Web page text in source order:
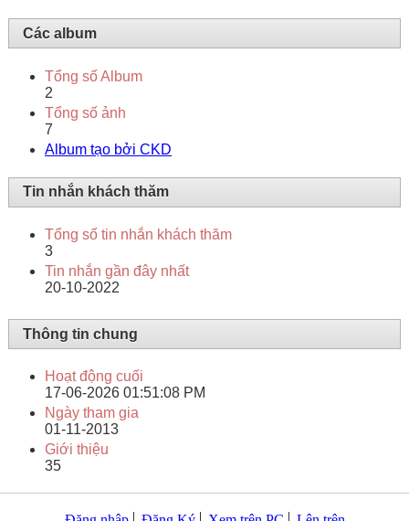
Các album
Tổng số Album
2
Tổng số ảnh
7
Album tạo bởi CKD
Tin nhắn khách thăm
Tổng số tin nhắn khách thăm
3
Tin nhắn gần đây nhất
20-10-2022
Thông tin chung
Hoạt động cuối
17-06-2026 01:51:08 PM
Ngày tham gia
01-11-2013
Giới thiệu
35